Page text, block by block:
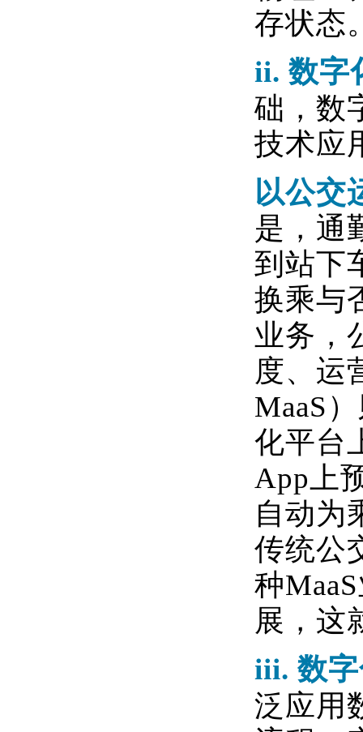
存状态
ii. 数字
础，数
技术应
以公交
是，通
到站下
换乘与
业务，
度、运
MaaS
化平台
App 上
自动为
传统公
种MaaS
展，这
iii. 数
泛应用